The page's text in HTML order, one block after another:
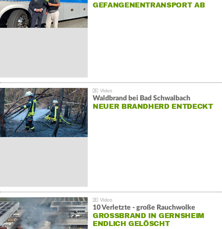
GEFANGENENTRANSPORT AB
Waldbrand bei Bad Schwalbach
NEUER BRANDHERD ENTDECKT
10 Verletzte - große Rauchwolke
GROSSBRAND IN GERNSHEIM E
NDLICH GELÖSCHT